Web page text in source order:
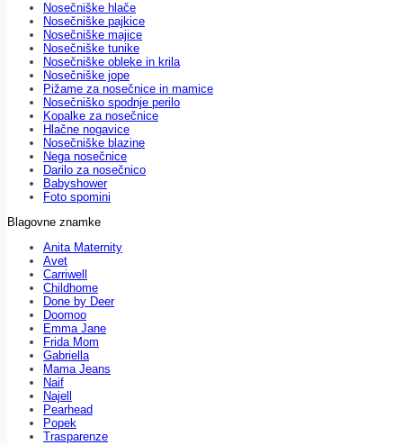
Nosečniške hlače
Nosečniške pajkice
Nosečniške majice
Nosečniške tunike
Nosečniške obleke in krila
Nosečniške jope
Pižame za nosečnice in mamice
Nosečniško spodnje perilo
Kopalke za nosečnice
Hlačne nogavice
Nosečniške blazine
Nega nosečnice
Darilo za nosečnico
Babyshower
Foto spomini
Blagovne znamke
Anita Maternity
Avet
Carriwell
Childhome
Done by Deer
Doomoo
Emma Jane
Frida Mom
Gabriella
Mama Jeans
Naif
Najell
Pearhead
Popek
Trasparenze